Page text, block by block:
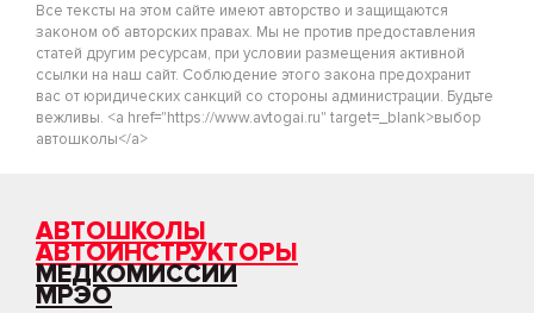
Все тексты на этом сайте имеют авторство и защищаются
законом об авторских правах. Мы не против предоставления
статей другим ресурсам, при условии размещения активной
ссылки на наш сайт. Соблюдение этого закона предохранит
вас от юридических санкций со стороны администрации. Будьте
вежливы. <a href="https://www.avtogai.ru" target=_blank>выбор
автошколы</a>
АВТОШКОЛЫ
АВТОИНСТРУКТОРЫ
МЕДКОМИССИИ
МРЭО